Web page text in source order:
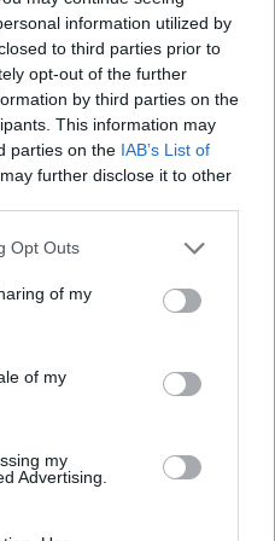
information utilized by
to third parties prior to
opt-out of the further
by third parties on the
This information may
parties on the IAB’s List of
further disclose it to other
Opt Outs
of my
of my
my
Advertising.
la poignée pour
vais
temps exerce-toi à
fois, vingt fois, mais
se retrouvait par
glissaient
se mit à courir un peu
catch pour rire, se
firent des concours